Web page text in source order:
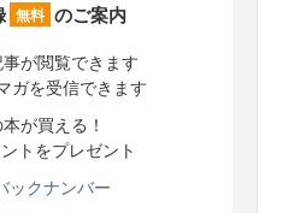
無料 のご案内
事が閲覧できます
ガを受信できます
が買える！
トをプレゼント
ックナンバー